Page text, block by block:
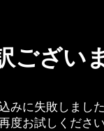
ござい
みに失敗しまし
度お試しください